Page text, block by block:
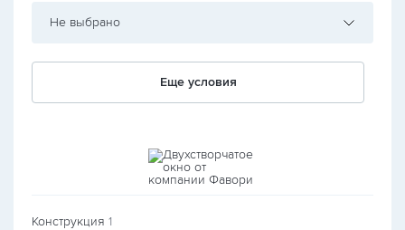
Не выбрано
Еще условия
Конструкция 1